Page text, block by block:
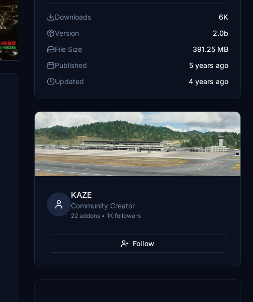
Downloads
6K
Version
2.0b
File Size
391.25 MB
Published
5 years ago
Updated
4 years ago
KAZE
Community Creator
22 addons • 1K followers
Follow